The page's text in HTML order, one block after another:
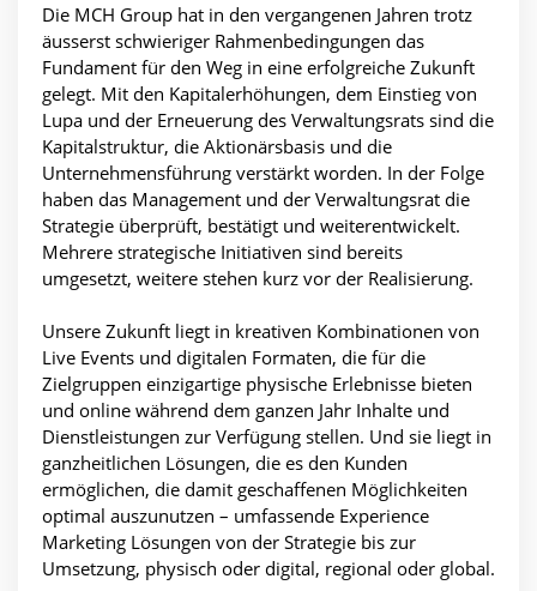
Die MCH Group hat in den vergangenen Jahren trotz
äusserst schwieriger Rahmenbedingungen das
Fundament für den Weg in eine erfolgreiche Zukunft
gelegt. Mit den Kapitalerhöhungen, dem Einstieg von
Lupa und der Erneuerung des Verwaltungsrats sind die
Kapitalstruktur, die Aktionärsbasis und die
Unternehmensführung verstärkt worden. In der Folge
haben das Management und der Verwaltungsrat die
Strategie überprüft, bestätigt und weiterentwickelt.
Mehrere strategische Initiativen sind bereits
umgesetzt, weitere stehen kurz vor der Realisierung.
Unsere Zukunft liegt in kreativen Kombinationen von
Live Events und digitalen Formaten, die für die
Zielgruppen einzigartige physische Erlebnisse bieten
und online während dem ganzen Jahr Inhalte und
Dienstleistungen zur Verfügung stellen. Und sie liegt in
ganzheitlichen Lösungen, die es den Kunden
ermöglichen, die damit geschaffenen Möglichkeiten
optimal auszunutzen – umfassende Experience
Marketing Lösungen von der Strategie bis zur
Umsetzung, physisch oder digital, regional oder global.